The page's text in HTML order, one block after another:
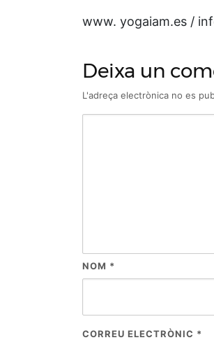
www. yogaiam.es /
Deixa un
L'adreça electrònica no es
NOM *
CORREU ELECTRÒNIC *